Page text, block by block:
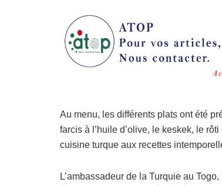
Au menu, les différents plats ont été
farcis à l’huile d’olive, le keskek, le
cuisine turque aux recettes
L’ambassadeur de la Turquie au